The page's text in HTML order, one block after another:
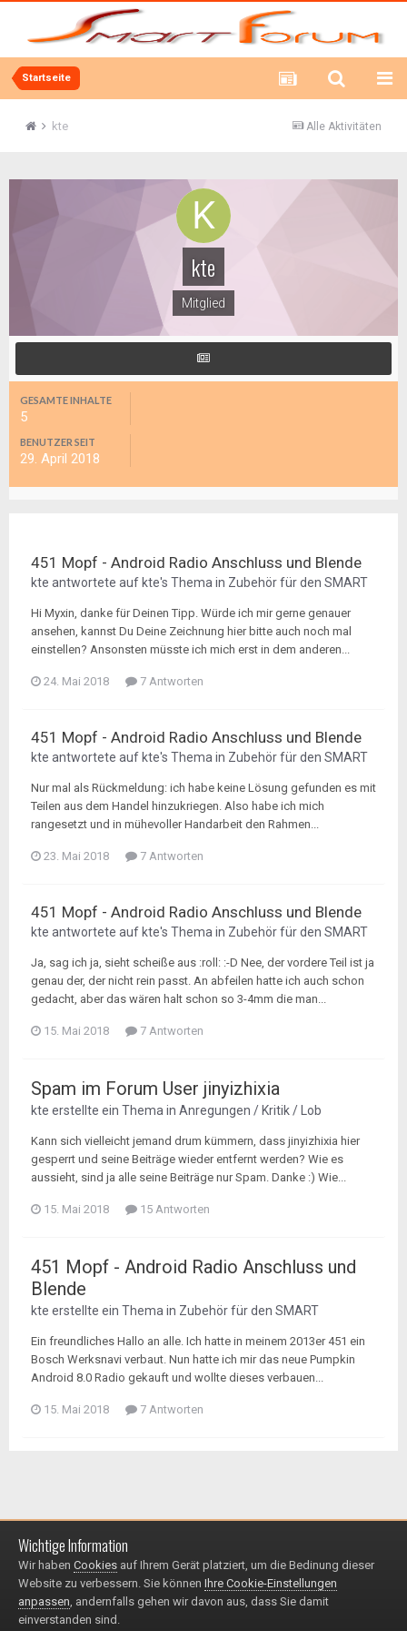
Startseite
Alle Aktivitäten
kte
kte
Mitglied
GESAMTE INHALTE
5
BENUTZER SEIT
29. April 2018
451 Mopf - Android Radio Anschluss und Blende
kte antwortete auf kte's Thema in Zubehör für den SMART
Hi Myxin, danke für Deinen Tipp. Würde ich mir gerne genauer
ansehen, kannst Du Deine Zeichnung hier bitte auch noch mal
einstellen? Ansonsten müsste ich mich erst in dem anderen...
24. Mai 2018 7 Antworten
451 Mopf - Android Radio Anschluss und Blende
kte antwortete auf kte's Thema in Zubehör für den SMART
Nur mal als Rückmeldung: ich habe keine Lösung gefunden es mit
Teilen aus dem Handel hinzukriegen. Also habe ich mich
rangesetzt und in mühevoller Handarbeit den Rahmen...
23. Mai 2018 7 Antworten
451 Mopf - Android Radio Anschluss und Blende
kte antwortete auf kte's Thema in Zubehör für den SMART
Ja, sag ich ja, sieht scheiße aus :roll: :-D Nee, der vordere Teil ist ja
genau der, der nicht rein passt. An abfeilen hatte ich auch schon
gedacht, aber das wären halt schon so 3-4mm die man...
15. Mai 2018 7 Antworten
Spam im Forum User jinyizhixia
kte erstellte ein Thema in Anregungen / Kritik / Lob
Kann sich vielleicht jemand drum kümmern, dass jinyizhixia hier
gesperrt und seine Beiträge wieder entfernt werden? Wie es
aussieht, sind ja alle seine Beiträge nur Spam. Danke :) Wie...
15. Mai 2018 15 Antworten
451 Mopf - Android Radio Anschluss und
Blende
kte erstellte ein Thema in Zubehör für den SMART
Ein freundliches Hallo an alle. Ich hatte in meinem 2013er 451 ein
Bosch Werksnavi verbaut. Nun hatte ich mir das neue Pumpkin
Android 8.0 Radio gekauft und wollte dieses verbauen...
15. Mai 2018 7 Antworten
Impressum / Datenschutzerklärung
© 1999 - 2025
Powered by Invision Community
Wichtige Information
Wir haben Cookies auf Ihrem Gerät platziert, um die Bedinung dieser
Website zu verbessern. Sie können Ihre Cookie-Einstellungen
anpassen, andernfalls gehen wir davon aus, dass Sie damit
einverstanden sind.